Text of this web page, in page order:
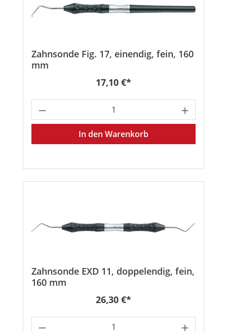
Zahnsonde Fig. 17, einendig, fein, 160
mm
Regulärer Preis:
17,10 €*
Produkt Anzahl: Gib den
In den Warenkorb
Zahnsonde EXD 11, doppelendig, fein,
160 mm
Regulärer Preis:
26,30 €*
Produkt Anzahl: Gib den